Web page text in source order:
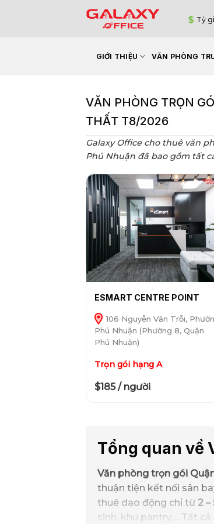
Tỷ
GIỚI THIỆU VĂN PHÒNG
VĂN PHÒNG TRỌN
THẤT T8/2026
Galaxy Office cho thuê văn
Phú Nhuận đã bao gồm tất
ESMART CENTRE POINT
106 Nguyễn Văn Trỗi,
Phú Nhuận (Phường 8, Quận
Phú Nhuận)
Trọn gói hạng A
$185 / người
Tổng quan về
Văn phòng trọn gói
thuận tiện kết nối sân
thuê dao động chỉ từ 2
sinh, khu pantry,… Tất